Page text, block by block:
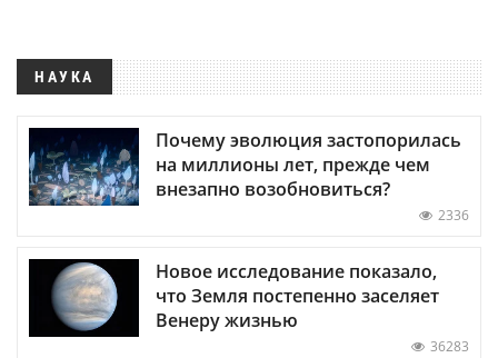
НАУКА
Почему эволюция застопорилась
на миллионы лет, прежде чем
внезапно возобновиться?
2336
Новое исследование показало,
что Земля постепенно заселяет
Венеру жизнью
36283